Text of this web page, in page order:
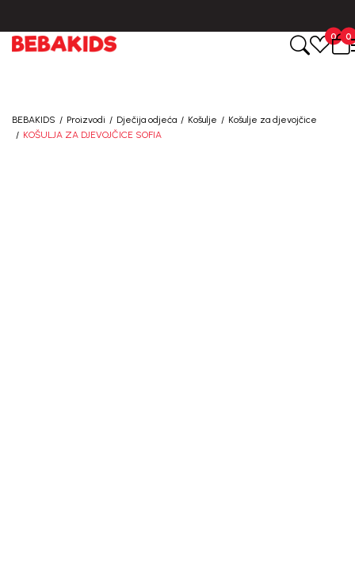
0
0
BEBAKIDS Proizvodi Dječija odjeća Košulje
Košulje za djevojčice
KOŠULJA ZA DJEVOJČICE SOFIA